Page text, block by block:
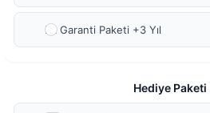
Ek Garanti Paketi +3 Yıl
Hediye Paketi